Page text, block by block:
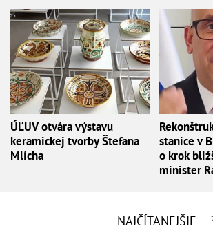
ÚĽUV otvára výstavu
keramickej tvorby Štefana
Mlícha
stanice v
o krok
minister
NAJČÍTANEJŠIE